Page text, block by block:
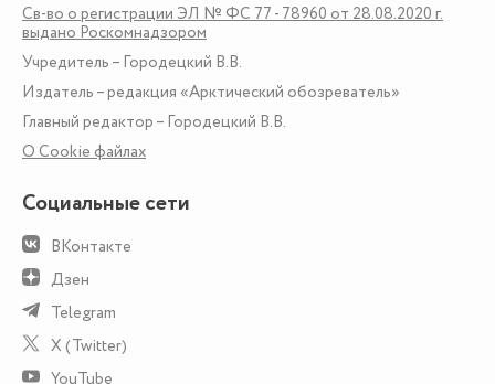
Св-во о регистрации ЭЛ № ФС 77 - 78960 от 28.08.2020 г.
выдано Роскомнадзором
Учредитель – Городецкий В.В.
Издатель – редакция «Арктический обозреватель»
Главный редактор – Городецкий В.В.
О Сookie файлах
Социальные сети
ВКонтакте
Дзен
Telegram
X (Twitter)
YouTube